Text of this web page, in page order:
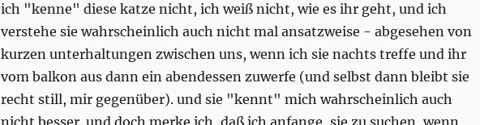
ich "kenne" diese katze nicht, ich weiß nicht, wie es ihr geht, und ich
verstehe sie wahrscheinlich auch nicht mal ansatzweise - abgesehen von
kurzen unterhaltungen zwischen uns, wenn ich sie nachts treffe und ihr
vom balkon aus dann ein abendessen zuwerfe (und selbst dann bleibt sie
recht still, mir gegenüber). und sie "kennt" mich wahrscheinlich auch
nicht besser. und doch merke ich, daß ich anfange, sie zu suchen, wenn